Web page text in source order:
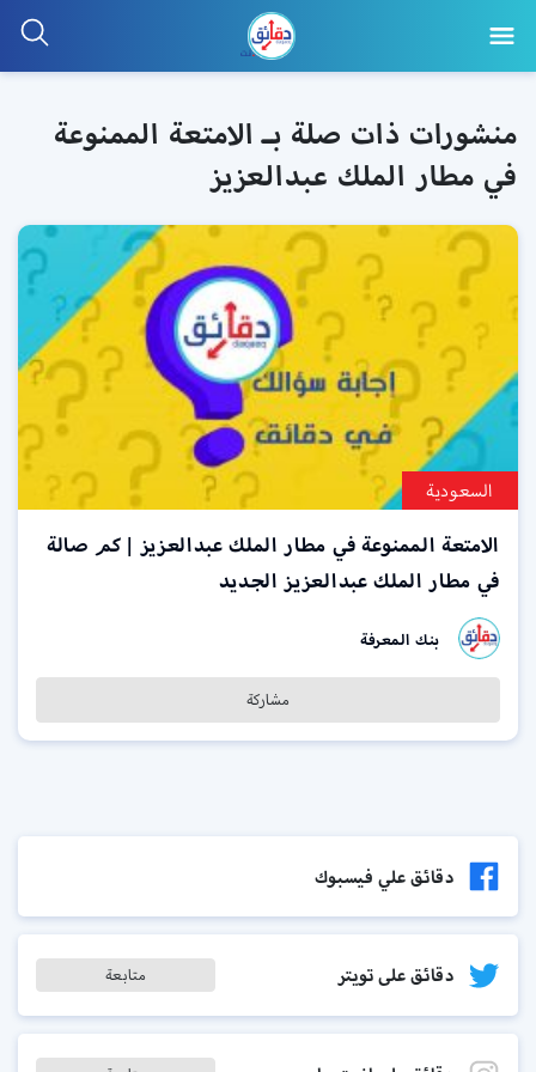
منشورات ذات صلة بـ الامتعة الممنوعة
في مطار الملك عبدالعزيز
السعودية
الامتعة الممنوعة في مطار الملك عبدالعزيز | كم صالة
في مطار الملك عبدالعزيز الجديد
بنك المعرفة
مشاركة
دقائق علي فيسبوك
دقائق على تويتر متابعة